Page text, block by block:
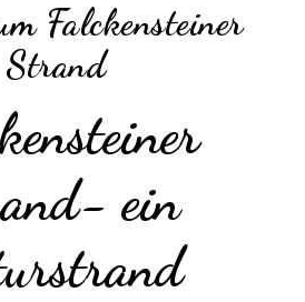
Falckensteiner
Strand
ein